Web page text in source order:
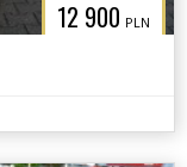
12 900 PLN